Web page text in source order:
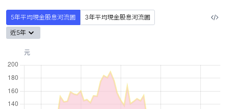
5年平均現金股息河流圖
3年平均現金股息河流圖
近5年